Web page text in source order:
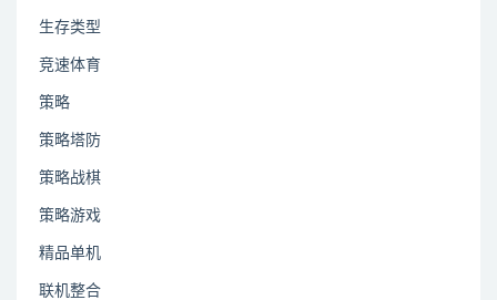
生存类型
竞速体育
策略
策略塔防
策略战棋
策略游戏
精品单机
联机整合